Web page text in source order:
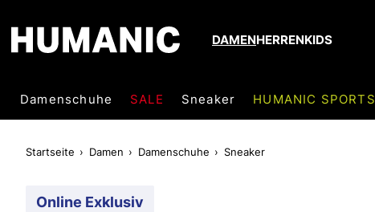
DAMENHERRENKIDS
Damenschuhe SALE Sneaker HUMANIC SPORTS
Startseite Damen Damenschuhe Sneaker
Online Exklusiv